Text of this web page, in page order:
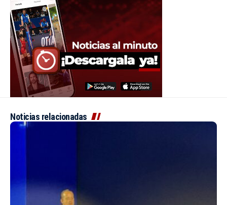
Noticias relacionadas